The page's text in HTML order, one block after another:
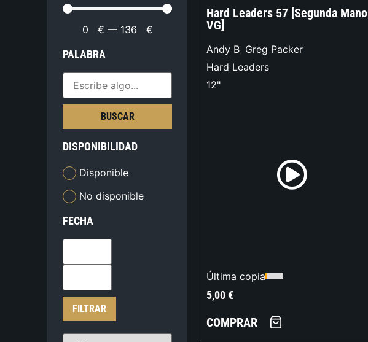
0 € — 136 €
PALABRA
BUSCAR
DISPONIBILIDAD
Disponible
No disponible
FECHA
FILTRAR
Hard Leaders 57 [Segunda Mano
VG]
Andy B, Greg Packer
Hard Leaders
12"
Última copia
5,00€
COMPRAR